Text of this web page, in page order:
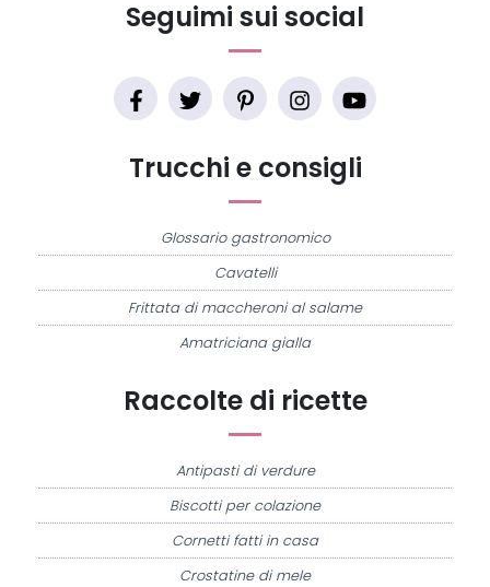
Raccolte di ricette
Antipasti di verdure
Biscotti per colazione
Cornetti fatti in casa
Crostatine di mele
Trucchi e consigli
Glossario gastronomico
Cavatelli
Frittata di maccheroni al salame
Amatriciana gialla
Seguimi sui social